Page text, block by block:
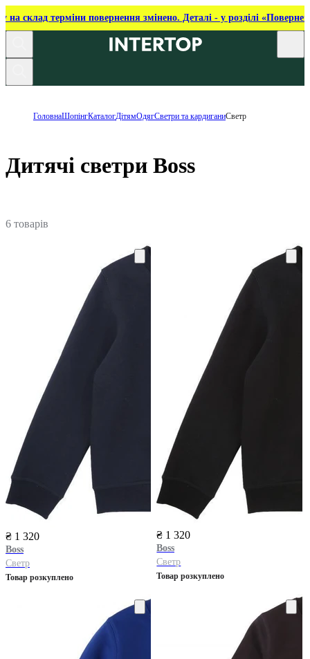
на склад терміни повернення змінено. Деталі - у розділі
ГоловнаШопінгКаталогДітямОдягСветри та кардиганиСветр
Дитячі светри Boss
6 товарів
₴ 1 320
Boss
Светр
Товар розкуплено
₴ 1 320
Boss
Светр
Товар розкуплено